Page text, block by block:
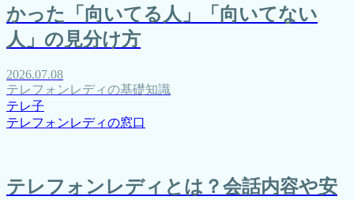
かった「向いてる人」「向いてない
人」の見分け方
2026.07.08
テレフォンレディの基礎知識
テレ子
テレフォンレディの窓口
テレフォンレディとは？会話内容や安